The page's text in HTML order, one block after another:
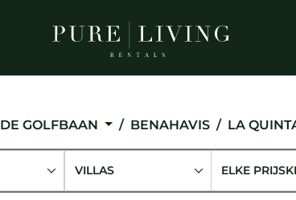
GOLFBAAN BENAHAVIS LA
VILLAS ELKE